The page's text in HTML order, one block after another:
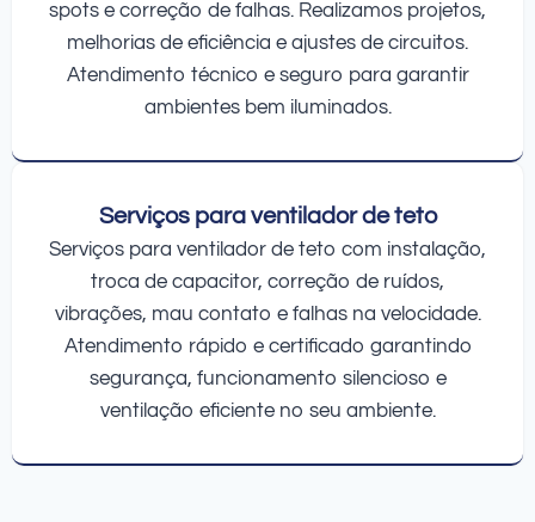
spots e correção de falhas. Realizamos projetos,
melhorias de eficiência e ajustes de circuitos.
Atendimento técnico e seguro para garantir
ambientes bem iluminados.
Serviços para ventilador de teto
Serviços para ventilador de teto com instalação,
troca de capacitor, correção de ruídos,
vibrações, mau contato e falhas na velocidade.
Atendimento rápido e certificado garantindo
segurança, funcionamento silencioso e
ventilação eficiente no seu ambiente.